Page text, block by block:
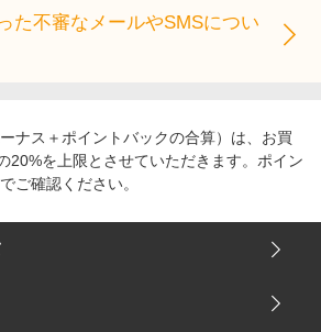
ス
ード分割払い
た不審なメールやSMSについ
ナス＋ポイントバックの合算）は、お買
20%を上限とさせていただきます。ポイン
でご確認ください。